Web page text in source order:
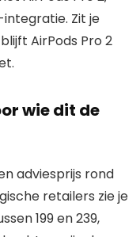
Zit je
AirPods Pro 2
wie dit de
adviesprijs rond
retailers zie je
199 en 239,